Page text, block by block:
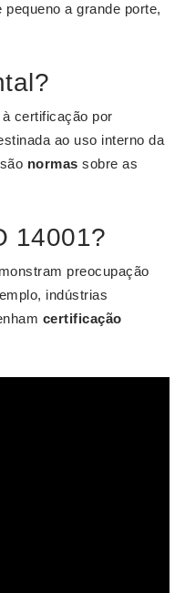
a grande porte,
certificação por
ao uso interno da
normas sobre as
14001?
preocupação
indústrias
certificação